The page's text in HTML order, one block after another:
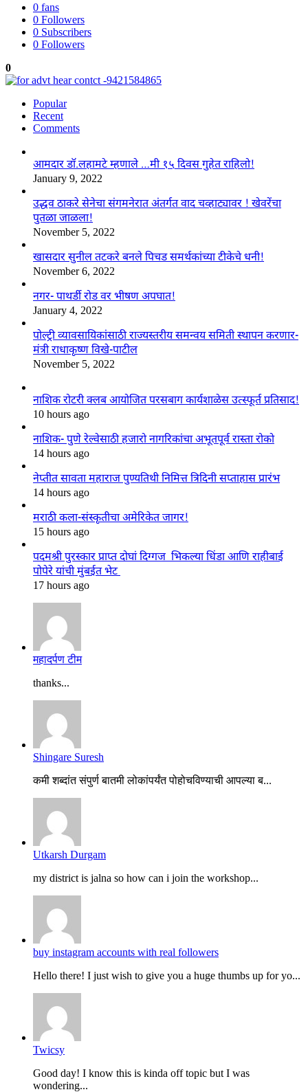
0 fans
0 Followers
0 Subscribers
0 Followers
0
Popular
Recent
Comments
आमदार डॉ.लहामटे म्हणाले …मी १५ दिवस गुहेत राहिलो!
January 9, 2022
उद्धव ठाकरे सेनेचा संगमनेरात अंतर्गत वाद चव्हाट्यावर ! खेवरेंचा
पुतळा जाळला!
November 5, 2022
खासदार सुनील तटकरे बनले पिचड समर्थकांच्या टीकेचे धनी!
November 6, 2022
नगर- पाथर्डी रोड वर भीषण अपघात!
January 4, 2022
पोल्ट्री व्यावसायिकांसाठी राज्यस्तरीय समन्वय समिती स्थापन करणार-
मंत्री राधाकृष्ण विखे-पाटील
November 5, 2022
नाशिक रोटरी क्लब आयोजित परसबाग कार्यशाळेस उत्स्फूर्त प्रतिसाद!
10 hours ago
नाशिक- पुणे रेल्वेसाठी हजारो नागरिकांचा अभूतपूर्व रास्ता रोको
14 hours ago
नेप्तीत सावता महाराज पुण्यतिथी निमित्त त्रिदिनी सप्ताहास प्रारंभ
14 hours ago
मराठी कला-संस्कृतीचा अमेरिकेत जागर!
15 hours ago
पदमश्री पुरस्कार प्राप्त दोघां दिग्गज भिकल्या धिंडा आणि राहीबाई
पोपेरे यांची मुंबईत भेट
17 hours ago
महादर्पण टीम
thanks...
Shingare Suresh
कमी शब्दांत संपुर्ण बातमी लोकांपर्यंत पोहोचविण्याची आपल्या ब...
Utkarsh Durgam
my district is jalna so how can i join the workshop...
buy instagram accounts with real followers
Hello there! I just wish to give you a huge thumbs up for yo...
Twicsy
Good day! I know this is kinda off topic but I was
wondering...